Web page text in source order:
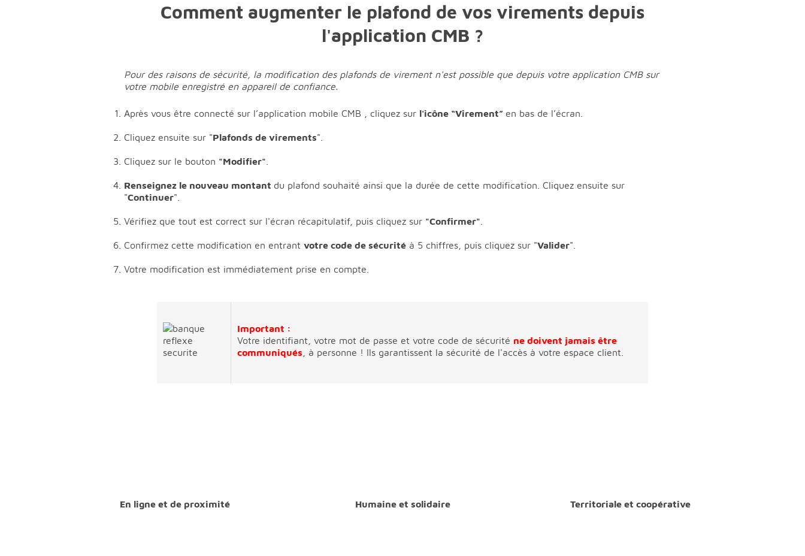
Comment augmenter le plafond de vos virements depuis
l'application CMB ?
Pour des raisons de sécurité, la modification des plafonds de virement n'est possible que depuis votre application CMB sur
votre mobile enregistré en appareil de confiance.
Après vous être connecté sur l’application mobile CMB , cliquez sur l'icône “Virement” en bas de l’écran.
Cliquez ensuite sur "Plafonds de virements".
Cliquez sur le bouton "Modifier"
Renseignez le nouveau montant du plafond souhaité ainsi que la durée de cette modification. Cliquez ensuite sur
"Continuer".
Vérifiez que tout est correct sur l'écran récapitulatif, puis cliquez sur "Confirmer"
Confirmez cette modification en entrant votre code de sécurité à 5 chiffres, puis cliquez sur "Valider".
Votre modification est immédiatement prise en compte.
Important :
Votre identifiant, votre mot de passe et votre code de sécurité ne doivent jamais être
communiqués , à personne ! Ils garantissent la sécurité de l'accès à votre espace client.
En ligne et de proximité Humaine et solidaire Territoriale et coopérative